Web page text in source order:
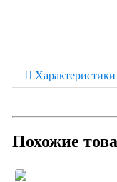
Характеристики
Похожие